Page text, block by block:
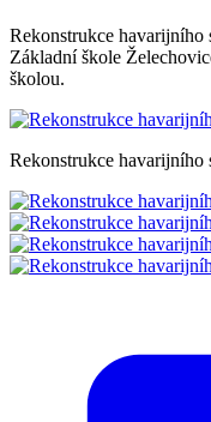
Rekonstrukce havarijního
Základní škole
školou.
Rekonstrukce